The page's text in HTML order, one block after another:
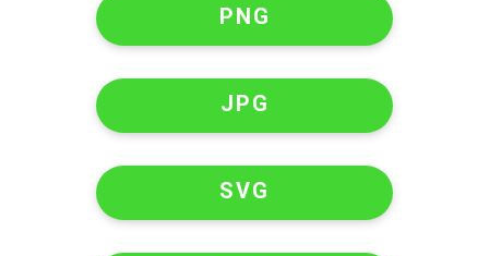
PNG
JPG
SVG